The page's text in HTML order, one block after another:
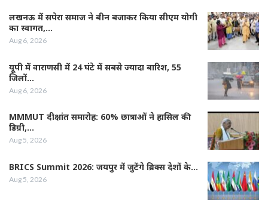
लखनऊ में सपेरा समाज ने बीन बजाकर किया सीएम योगी
का स्वागत,…
Aug 6, 2026
यूपी में वाराणसी में 24 घंटे में सबसे ज्यादा बारिश, 55
जिलों…
Aug 6, 2026
MMMUT दीक्षांत समारोह: 60% छात्राओं ने हासिल की
डिग्री,…
Aug 5, 2026
BRICS Summit 2026: जयपुर में जुटेंगे ब्रिक्स देशों के…
Aug 5, 2026